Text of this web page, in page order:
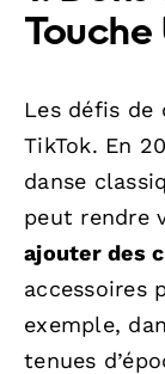
Touche
Les défis de
TikTok. En
danse
peut rendre
ajouter des
accessoires
exemple,
tenues